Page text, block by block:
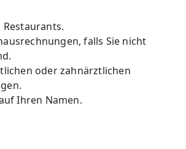
Restaurants.
falls Sie nicht
oder zahnärztlichen
Ihren Namen.